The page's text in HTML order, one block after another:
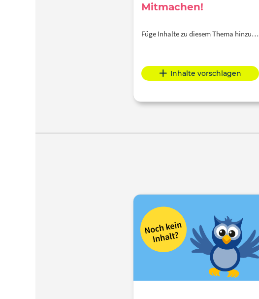
Mitmachen!
Füge Inhalte zu diesem Thema hinzu…
Inhalte vorschlagen